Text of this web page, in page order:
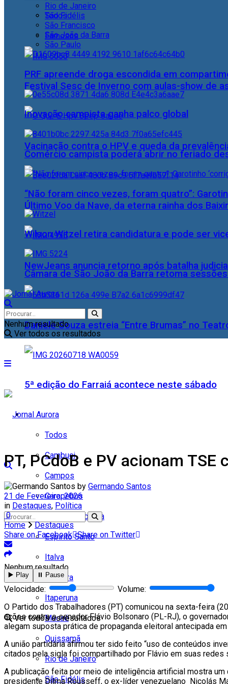
Todos
Famosos
Festival Sesc de Inverno com aulas-show de
Vacinação contra o HPV e queda da
Último Voo da Nave, da eterna rainha dos
NewJeans anuncia retorno após batalha
Daniele Souza estreia “Entre Brumas” no
5ª edição do Farraiá acontece neste sábado
Cidades
Todos
Cambuci
Campos
Carapebus
Cardoso Moreira
Espírito Santo
Italva
Itaocara
Itaperuna
Macaé
Quissamã
Rio de Janeiro
São Fidélis
Rio de Janeiro
São Fidélis
São Francisco
São João da Barra
São Paulo
PRF apreende droga escondida em
Inovação campista ganha palco global
Comércio campista poderá abrir no feriado
“Não foram cinco vezes, foram quatro”:
Wilson Witzel retira candidatura e pode ser
Câmara de São João da Barra retoma
Nenhum resultado
Ver todos os resultados
Nenhum resultado
Ver todos os resultados
PT, PCdoB e PV acionam
by Germando Santos
21 de Fevereiro, 2026
in Destaques, Política
0
Home
Destaques
Share on Facebook Share on Twitter
▶️ Play ⏸️ Pause
Velocidade:
Volume:
O Partido dos Trabalhadores (PT) comunicou na sexta-feira
ações contra o senador Flávio Bolsonaro (PL-RJ), o
alegam suposta prática de propaganda eleitoral antecipada
A união partidária afirmou ter sido feito “uso de conteúdos
citados pela sigla foi compartilhado por Flávio em suas
A publicação feita por meio de inteligência artificial mostra
presidente Dilma Rousseff, o ex-líder venezuelano Nicolás